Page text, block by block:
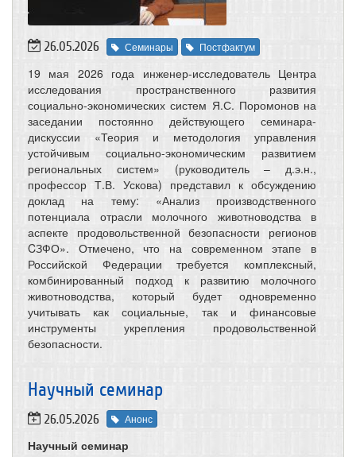
26.05.2026 Семинары Постфактум
19 мая 2026 года инженер-исследователь Центра
исследования пространственного развития
социально-экономических систем Я.С. Поромонов на
заседании постоянно действующего семинара-
дискуссии «Теория и методология управления
устойчивым социально-экономическим развитием
региональных систем» (руководитель – д.э.н.,
профессор Т.В. Ускова) представил к обсуждению
доклад на тему: «Анализ производственного
потенциала отрасли молочного животноводства в
аспекте продовольственной безопасности регионов
CЗФО». Отмечено, что на современном этапе в
Российской Федерации требуется комплексный,
комбинированный подход к развитию молочного
животноводства, который будет одновременно
учитывать как социальные, так и финансовые
инструменты укрепления продовольственной
безопасности.
Научный семинар
26.05.2026 Анонс
Научный семинар